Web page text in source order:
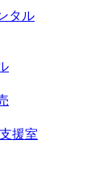
タル
援室